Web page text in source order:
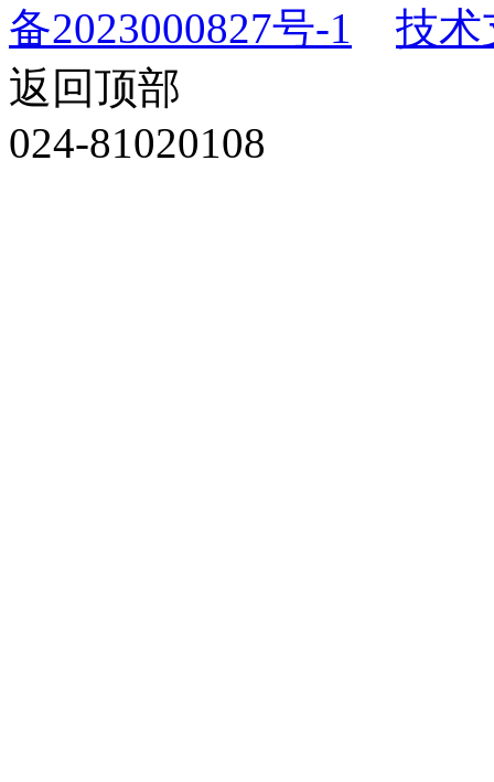
备2023000827号-1
技术
返回顶部
024-81020108